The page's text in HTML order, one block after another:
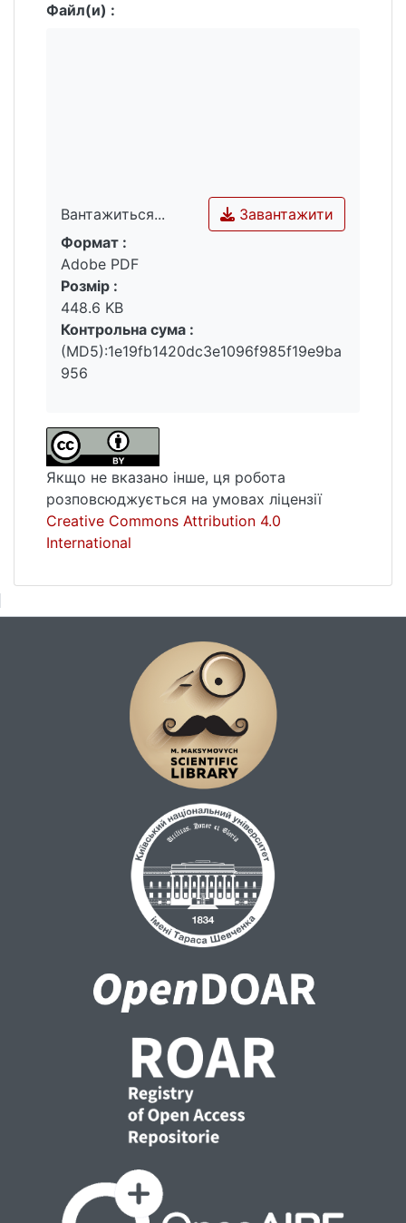
Файл(и) :
Вантажиться...
Вантажиться...
Завантажити
Формат :
Adobe PDF
Розмір :
448.6 KB
Контрольна сума :
(MD5):1e19fb1420dc3e1096f985f19e9ba
956
Якщо не вказано інше, ця робота
розповсюджується на умовах ліцензії
Creative Commons Attribution 4.0
International